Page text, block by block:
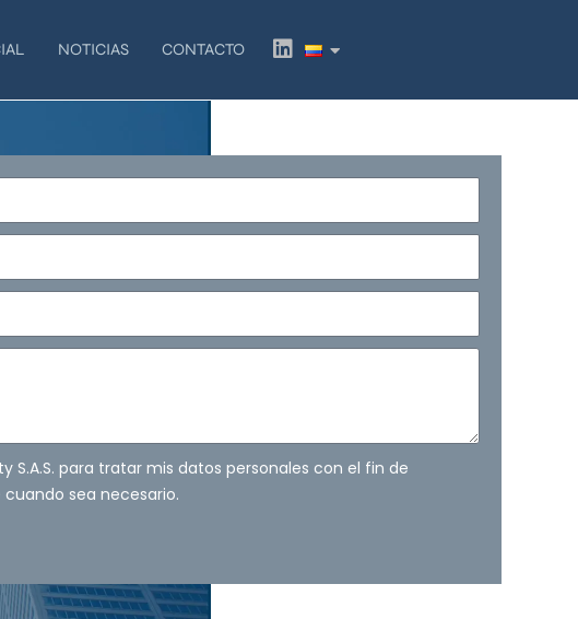
NOTICIAS CONTACTO
L
i
k
S.A.S. para tratar mis datos personales con el fin de
sea necesario.